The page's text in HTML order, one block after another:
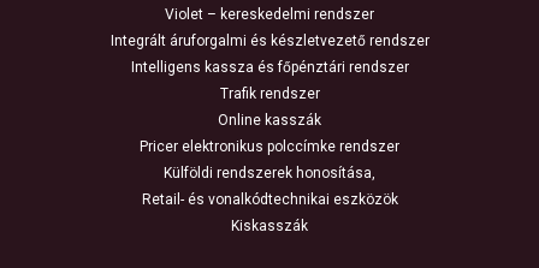
Violet – kereskedelmi rendszer
Integrált áruforgalmi és készletvezető rendszer
Intelligens kassza és főpénztári rendszer
Trafik rendszer
Online kasszák
Pricer elektronikus polccímke rendszer
Külföldi rendszerek honosítása,
Retail- és vonalkódtechnikai eszközök
Kiskasszák